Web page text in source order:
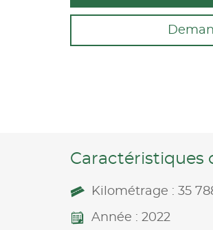
Caractéristiques
Kilométrage : 35
Année : 2022